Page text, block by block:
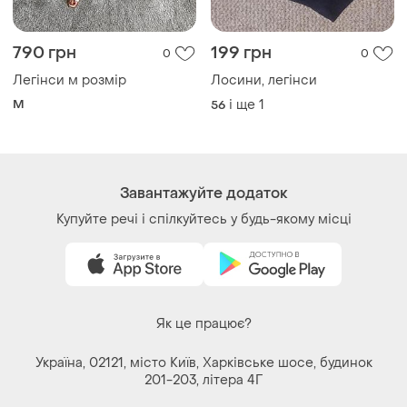
Завантажуйте додаток
Купуйте речі і спілкуйтесь у будь-якому місці
Як це працює?
Україна, 02121, місто Київ, Харківське шосе, будинок
201-203, літера 4Г
Політика конфіденційності
Контакти